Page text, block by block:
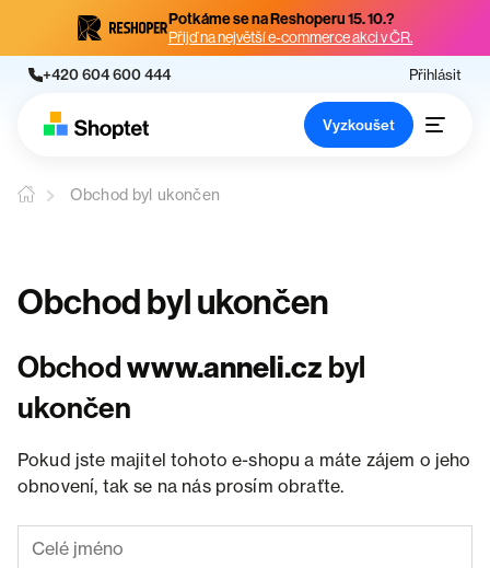
Potkáme se na Reshoperu 15. 10.?
Přijď na největší e-commerce akci v ČR.
+420 604 600 444 Přihlásit
Vyzkoušet
Obchod byl ukončen
Obchod byl ukončen
Obchodwww.anneli.cz byl
ukončen
Pokud jste majitel tohoto e-shopu a máte zájem o jeho
obnovení, tak se na nás prosím obraťte.